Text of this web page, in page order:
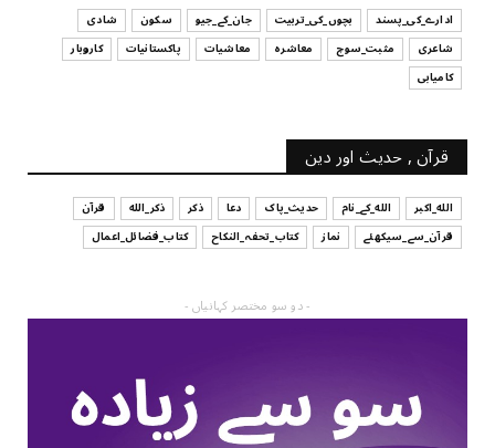
ادارے_کی_پسند بچوں_کی_تربیت جان_کے_جیو سکون
شادی
شاعری
مثبت_سوچ معاشرہ معاشیات پاکستانیات
کاروبار
کامیابی
قرآن , حدیث اور دین
الله_اکبر الله_کے_نام حدیث_پاک دعا ذکر ذکر_الله
قرآن
قرآن_سے_سیکھئے
نماز کتاب_تحفہ_النکاح کتاب_فضائل_اعمال
- دو سو مختصر کہانیاں -